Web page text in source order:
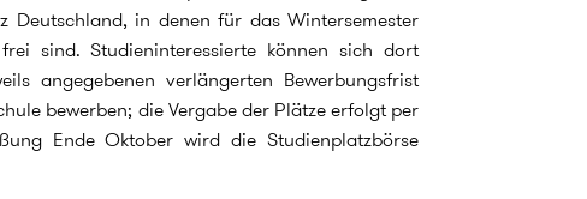
Deutschland, in denen für das Wintersemester
sind. Studieninteressierte können sich dort
angegebenen verlängerten Bewerbungsfrist
bewerben; die Vergabe der Plätze erfolgt per
Ende Oktober wird die Studienplatzbörse